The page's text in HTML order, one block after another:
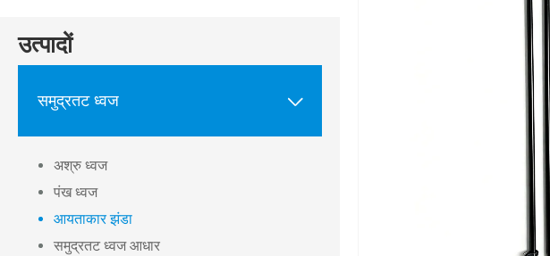
उत्पादों
समुद्रतट ध्वज 
अश्रु ध्वज
पंख ध्वज
आयताकार झंडा
समुद्रतट ध्वज आधार